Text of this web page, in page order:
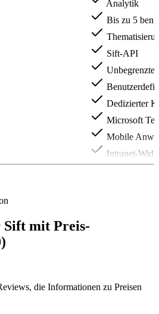
Analytik
Bis zu 5
Sift-API
Unbegrenzte
Dedizierter
Microsoft
Mobile
Intranet-
Sift mit Preis-
die Informationen zu Preisen